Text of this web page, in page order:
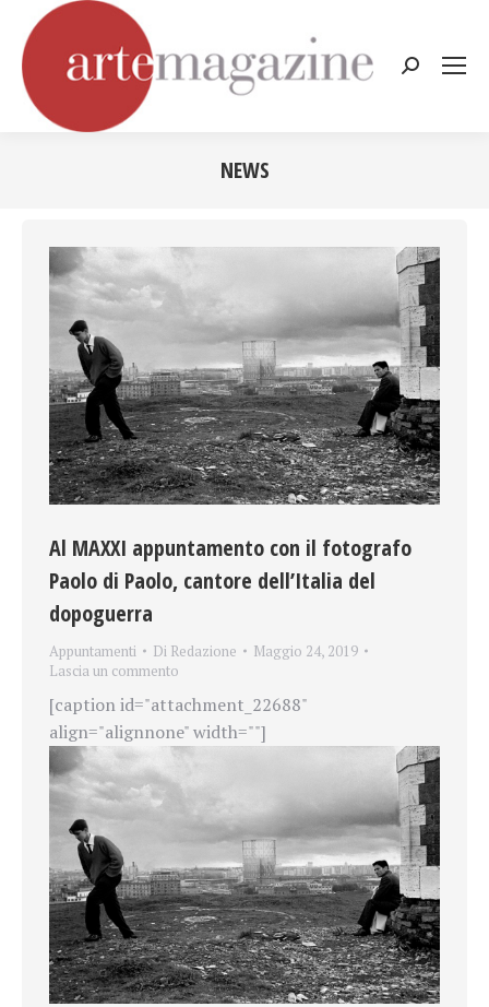
Cerca:
NEWS
Al MAXXI appuntamento con il fotografo
Paolo di Paolo, cantore dell’Italia del
dopoguerra
Appuntamenti Di Redazione
Maggio 24, 2019
Lascia un commento
[caption id="attachment_22688"
align="alignnone" width=""]